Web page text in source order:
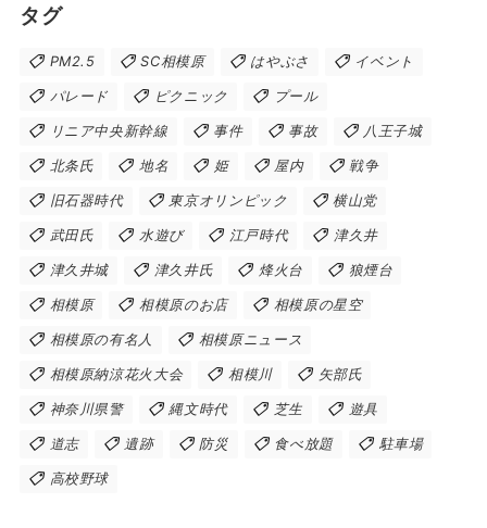
タグ
PM2.5 SC相模原 はやぶさ イベント
パレード ピクニック プール
リニア中央新幹線 事件 事故 八王子城
北条氏 地名 姫 屋内 戦争
旧石器時代 東京オリンピック 横山党
武田氏 水遊び 江戸時代 津久井
津久井城 津久井氏 烽火台 狼煙台
相模原 相模原のお店 相模原の星空
相模原の有名人 相模原ニュース
相模原納涼花火大会 相模川 矢部氏
神奈川県警 縄文時代 芝生 遊具
道志 遺跡 防災 食べ放題 駐車場
高校野球